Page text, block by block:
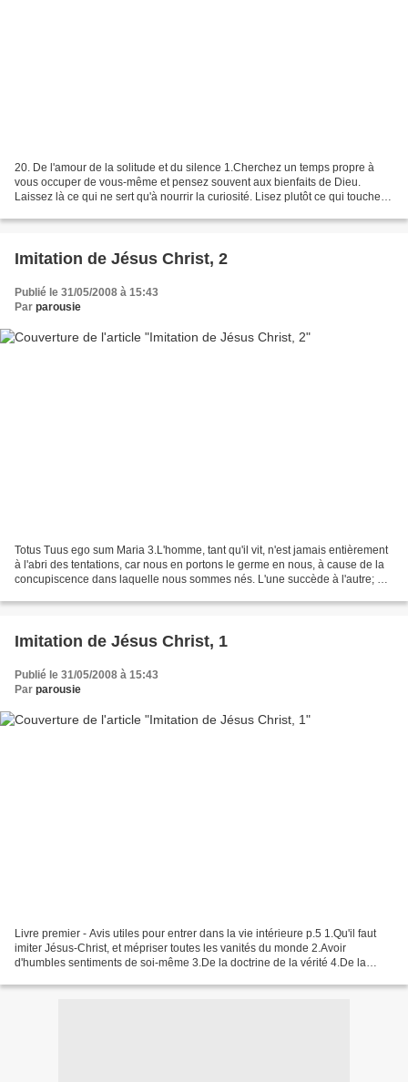
20. De l'amour de la solitude et du silence 1.Cherchez un temps propre à
vous occuper de vous-même et pensez souvent aux bienfaits de Dieu.
Laissez là ce qui ne sert qu'à nourrir la curiosité. Lisez plutôt ce qui touche le
Imitation de Jésus Christ, 2
Publié le 31/05/2008 à 15:43
Par parousie
Totus Tuus ego sum Maria 3.L'homme, tant qu'il vit, n'est jamais entièrement
à l'abri des tentations, car nous en portons le germe en nous, à cause de la
concupiscence dans laquelle nous sommes nés. L'une succède à l'autre; et
Imitation de Jésus Christ, 1
Publié le 31/05/2008 à 15:43
Par parousie
Livre premier - Avis utiles pour entrer dans la vie intérieure p.5 1.Qu'il faut
imiter Jésus-Christ, et mépriser toutes les vanités du monde 2.Avoir
d'humbles sentiments de soi-même 3.De la doctrine de la vérité 4.De la